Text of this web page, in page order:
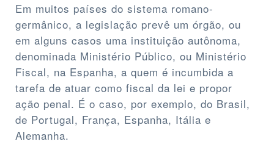
Em muitos países do sistema romano-
germânico, a legislação prevê um órgão, ou
em alguns casos uma instituição autônoma,
denominada Ministério Público, ou Ministério
Fiscal, na Espanha, a quem é incumbida a
tarefa de atuar como fiscal da lei e propor
ação penal. É o caso, por exemplo, do Brasil,
de Portugal, França, Espanha, Itália e
Alemanha.